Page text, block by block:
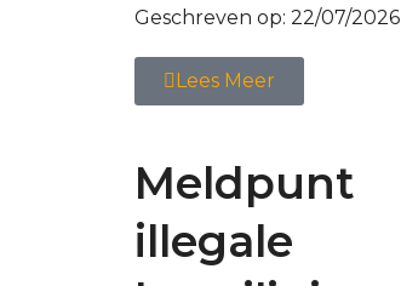
Geschreven op: 22/07/2026
Lees Meer
Meldpunt
illegale